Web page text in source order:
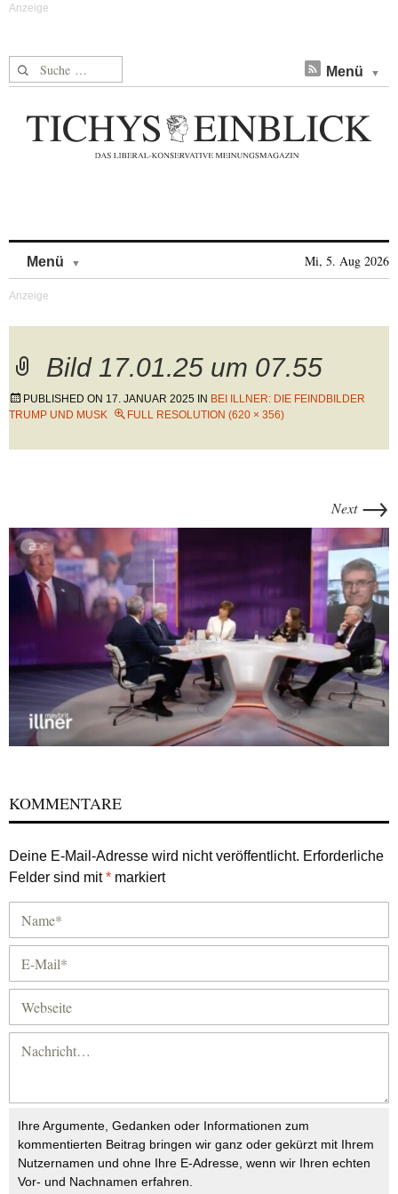
Suche nach: Menü
Menü Mi, 5. Aug 2026
Bild 17.01.25 um 07.55
PUBLISHED ON 17. JANUAR 2025 IN BEI ILLNER: DIE FEINDBILDER
TRUMP UND MUSK
FULL RESOLUTION (620 × 356)
Next →
KOMMENTARE
Deine E-Mail-Adresse wird nicht veröffentlicht. Erforderliche
Felder sind mit* markiert
Ihre Argumente, Gedanken oder Informationen zum
kommentierten Beitrag bringen wir ganz oder gekürzt mit Ihrem
Nutzernamen und ohne Ihre E-Adresse, wenn wir Ihren echten
Vor- und Nachnamen erfahren.